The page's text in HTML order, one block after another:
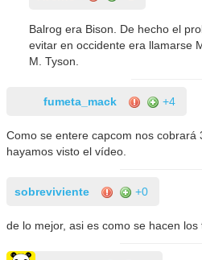
Balrog era Bison. De hecho el
evitar en occidente era llamarse
M. Tyson.
fumeta_mack +4
Como se entere capcom nos
hayamos visto el vídeo.
sobreviviente +0
de lo mejor, asi es como se hacen los